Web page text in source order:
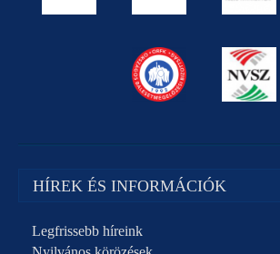
HÍREK ÉS INFORMÁCIÓK
Legfrissebb híreink